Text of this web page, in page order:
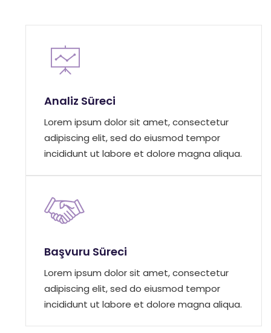
Analiz Süreci
Lorem ipsum dolor sit amet, consectetur
adipiscing elit, sed do eiusmod tempor
incididunt ut labore et dolore magna aliqua.
Başvuru Süreci
Lorem ipsum dolor sit amet, consectetur
adipiscing elit, sed do eiusmod tempor
incididunt ut labore et dolore magna aliqua.